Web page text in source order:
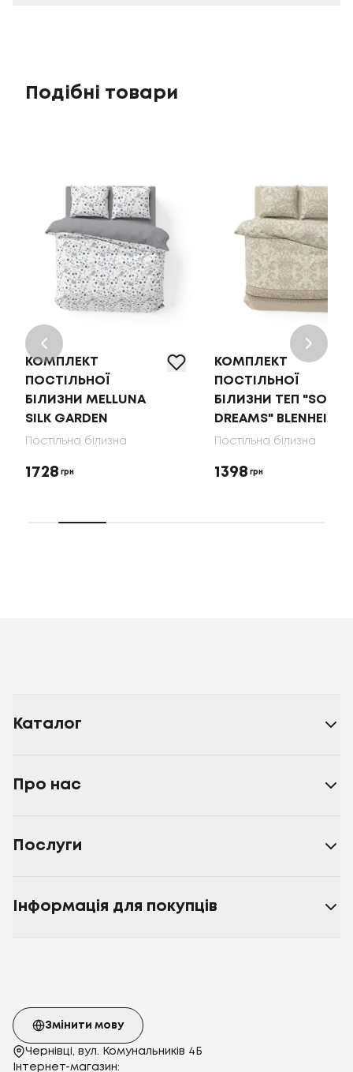
Подібні товари
КОМПЛЕКТ
ПОСТІЛЬНОЇ
БІЛИЗНИ MELLUNA
SILK GARDEN
Постільна білизна
1728 грн
КОМПЛЕКТ
ПОСТІЛЬНОЇ
БІЛИЗНИ ТЕП "SOFT
DREAMS" BLENHEIM
Постільна білизна
1398 грн
Каталог
Про нас
Послуги
Інформація для покупців
Чернівці, вул. Комунальників 4Б
Інтернет-магазин:
Змінити мову